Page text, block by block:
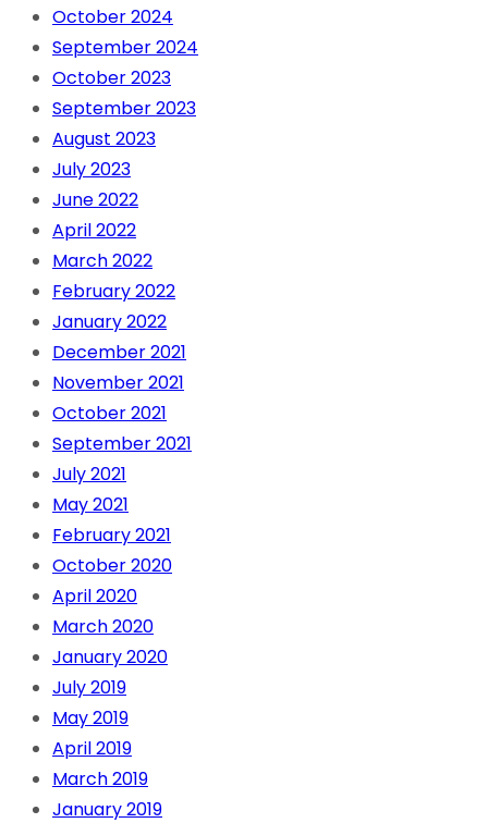
October 2024
September 2024
October 2023
September 2023
August 2023
July 2023
June 2022
April 2022
March 2022
February 2022
January 2022
December 2021
November 2021
October 2021
September 2021
July 2021
May 2021
February 2021
October 2020
April 2020
March 2020
January 2020
July 2019
May 2019
April 2019
March 2019
January 2019